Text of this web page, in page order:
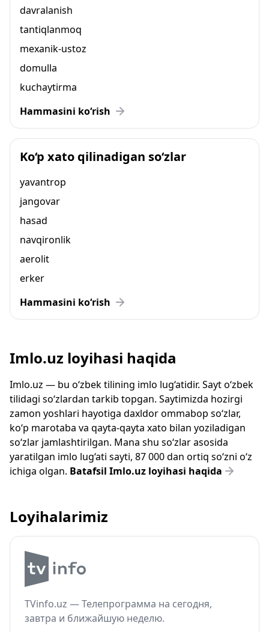
davralanish
tantiqlanmoq
mexanik-ustoz
domulla
kuchaytirma
Hammasini ko‘rish
Ko‘p xato qilinadigan so‘zlar
yavantrop
jangovar
hasad
navqironlik
aerolit
erker
Hammasini ko‘rish
Imlo.uz loyihasi haqida
Imlo.uz — bu o‘zbek tilining imlo lug‘atidir. Sayt o‘zbek
tilidagi so‘zlardan tarkib topgan. Saytimizda hozirgi
zamon yoshlari hayotiga daxldor ommabop so‘zlar,
ko‘p marotaba va qayta-qayta xato bilan yoziladigan
so‘zlar jamlashtirilgan. Mana shu so‘zlar asosida
yaratilgan imlo lug‘ati sayti, 87 000 dan ortiq so‘zni o‘z
ichiga olgan. Batafsil Imlo.uz loyihasi haqida
Loyihalarimiz
TVinfo.uz — Телепрограмма на сегодня,
завтра и ближайшую неделю.